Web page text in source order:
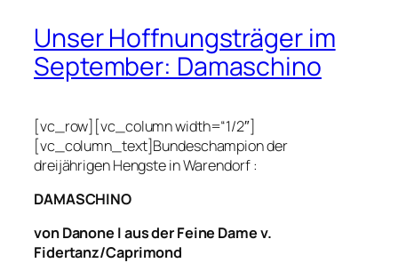
Unser Hoffnungsträger im
September: Damaschino
[vc_row][vc_column width=“1/2″]
[vc_column_text]Bundeschampion der
dreijährigen Hengste in Warendorf :
DAMASCHINO
von Danone I aus der Feine Dame v.
Fidertanz/Caprimond